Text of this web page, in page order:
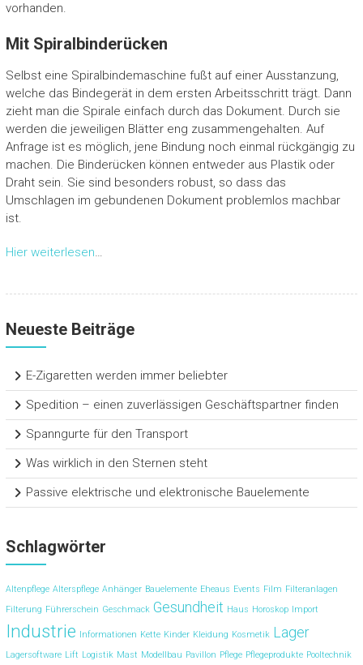
vorhanden.
Mit Spiralbinderücken
Selbst eine Spiralbindemaschine fußt auf einer Ausstanzung,
welche das Bindegerät in dem ersten Arbeitsschritt trägt. Dann
zieht man die Spirale einfach durch das Dokument. Durch sie
werden die jeweiligen Blätter eng zusammengehalten. Auf
Anfrage ist es möglich, jene Bindung noch einmal rückgängig zu
machen. Die Binderücken können entweder aus Plastik oder
Draht sein. Sie sind besonders robust, so dass das
Umschlagen im gebundenen Dokument problemlos machbar
ist.
Hier weiterlesen…
Neueste Beiträge
E-Zigaretten werden immer beliebter
Spedition – einen zuverlässigen Geschäftspartner finden
Spanngurte für den Transport
Was wirklich in den Sternen steht
Passive elektrische und elektronische Bauelemente
Schlagwörter
Altenpflege Alterspflege Anhänger Bauelemente Eheaus Events Film Filteranlagen
Filterung Führerschein Geschmack Gesundheit Haus Horoskop Import
Industrie Informationen Kette Kinder Kleidung Kosmetik Lager
Lagersoftware Lift Logistik Mast Modellbau Pavillon Pflege Pflegeprodukte Pooltechnik